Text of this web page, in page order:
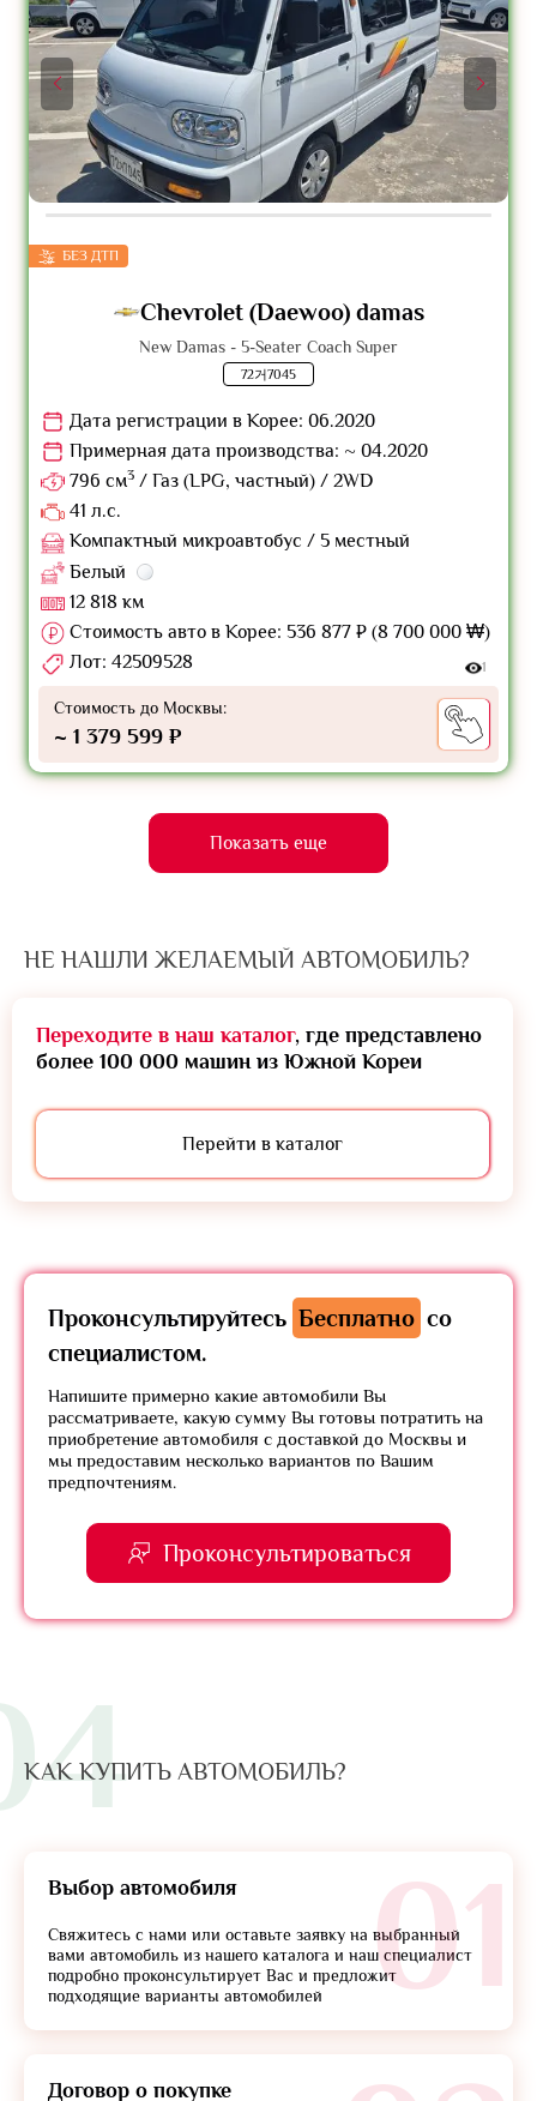
БЕЗ ДТП
Chevrolet (Daewoo) damas
New Damas - 5-Seater Coach Super
72거7045
Дата регистрации в Корее: 06.2020
Примерная дата производства: ~ 04.2020
796 см3 / Газ (LPG, частный) / 2WD
41 л.с.
Компактный микроавтобус / 5 местный
Белый
12 818 км
Стоимость авто в Корее: 536 877 ₽ (8 700 000 ₩)
Лот: 42509528
1
Стоимость до Москвы:
~ 1 379 599 ₽
Показать еще
НЕ НАШЛИ ЖЕЛАЕМЫЙ АВТОМОБИЛЬ?
Переходите в наш каталог, где представлено
более 100 000 машин из Южной Кореи
Перейти в каталог
Проконсультируйтесь Бесплатно со
специалистом.
Напишите примерно какие автомобили Вы
рассматриваете, какую сумму Вы готовы потратить на
приобретение автомобиля с доставкой до Москвы и
мы предоставим несколько вариантов по Вашим
предпочтениям.
Проконсультироваться
КАК КУПИТЬ АВТОМОБИЛЬ?
01
Выбор автомобиля
Свяжитесь с нами или оставьте заявку на выбранный
вами автомобиль из нашего каталога и наш специалист
подробно проконсультирует Вас и предложит
подходящие варианты автомобилей
Договор о покупке